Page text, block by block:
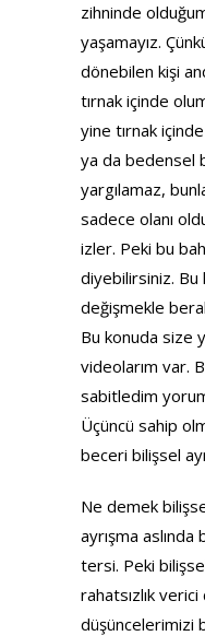
zihninde
yaşamayız.
dönebilen kişi
tırnak içinde
yine tırnak
ya da bedensel
yargılamaz,
sadece olanı
izler. Peki bu
diyebilirsiniz. Bu
değişmekle
Bu konuda size
videolarım var.
sabitledim
Üçüncü sahip
beceri bilişsel
Ne demek
ayrışma aslında
tersi. Peki
rahatsızlık verici
düşüncelerimizi